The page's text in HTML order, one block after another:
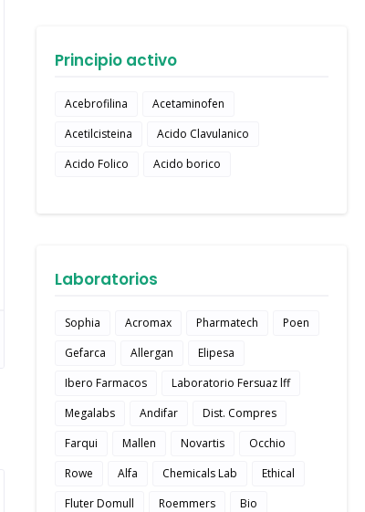
Principio activo
Acebrofilina
Acetaminofen
Acetilcisteina
Acido Clavulanico
Acido Folico
Acido borico
Laboratorios
Sophia Acromax Pharmatech
Poen
Gefarca
Allergan
Elipesa
Ibero Farmacos
Laboratorio Fersuaz lff
Megalabs
Andifar
Dist. Compres
Farqui
Mallen Novartis
Occhio
Rowe
Alfa Chemicals Lab
Ethical
Fluter Domull
Roemmers
Bio